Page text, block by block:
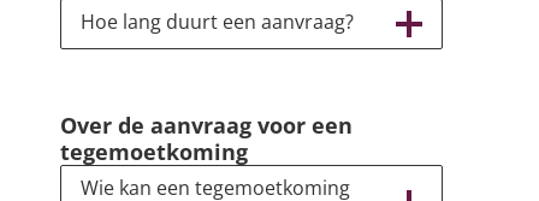
Hoe lang duurt een aanvraag?
Over de aanvraag voor een
tegemoetkoming
Wie kan een tegemoetkoming